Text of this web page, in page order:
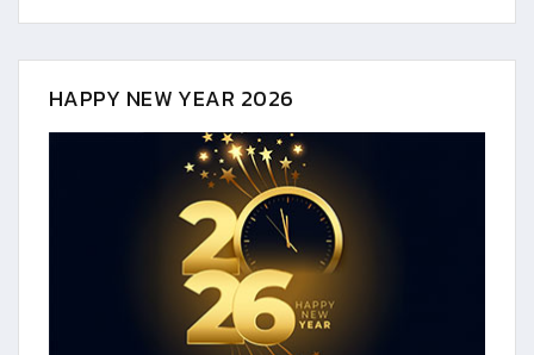
HAPPY NEW YEAR 2026